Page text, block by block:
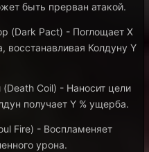
быть прерван атакой.
(Dark Pact) - Поглощает X
восстанавливая Колдуну Y
Coil) - Наносит цели
получает Y % ущерба.
Fire) - Воспламеняет
урона.